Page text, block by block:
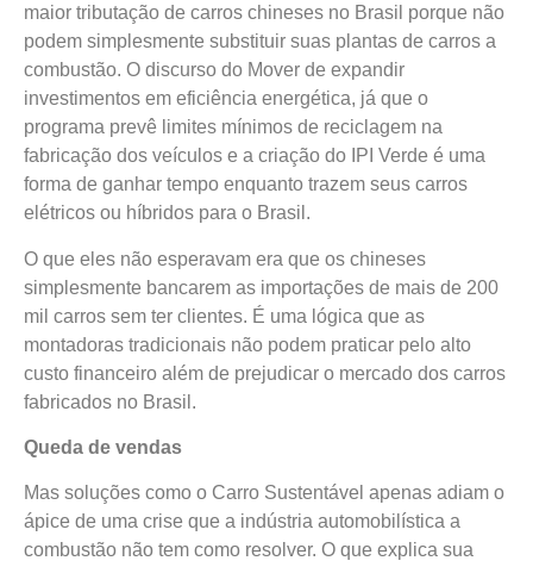
maior tributação de carros chineses no Brasil porque não
podem simplesmente substituir suas plantas de carros a
combustão. O discurso do Mover de expandir
investimentos em eficiência energética, já que o
programa prevê limites mínimos de reciclagem na
fabricação dos veículos e a criação do IPI Verde é uma
forma de ganhar tempo enquanto trazem seus carros
elétricos ou híbridos para o Brasil.
O que eles não esperavam era que os chineses
simplesmente bancarem as importações de mais de 200
mil carros sem ter clientes. É uma lógica que as
montadoras tradicionais não podem praticar pelo alto
custo financeiro além de prejudicar o mercado dos carros
fabricados no Brasil.
Queda de vendas
Mas soluções como o Carro Sustentável apenas adiam o
ápice de uma crise que a indústria automobilística a
combustão não tem como resolver. O que explica sua